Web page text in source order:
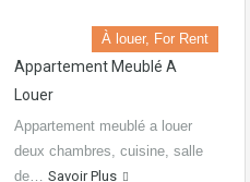
À louer, For Rent
Appartement Meublé A
Louer
Appartement meublé a louer
deux chambres, cuisine, salle
de… Savoir Plus